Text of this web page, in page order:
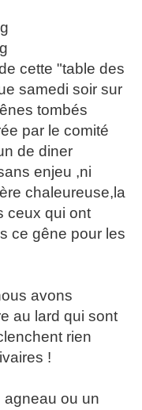
cette "table des
samedi soir sur
tombés
par le comité
de diner
enjeu ,ni
chaleureuse,la
ceux qui ont
ce gêne pour les
avons
au lard qui sont
rien
!
agneau ou un